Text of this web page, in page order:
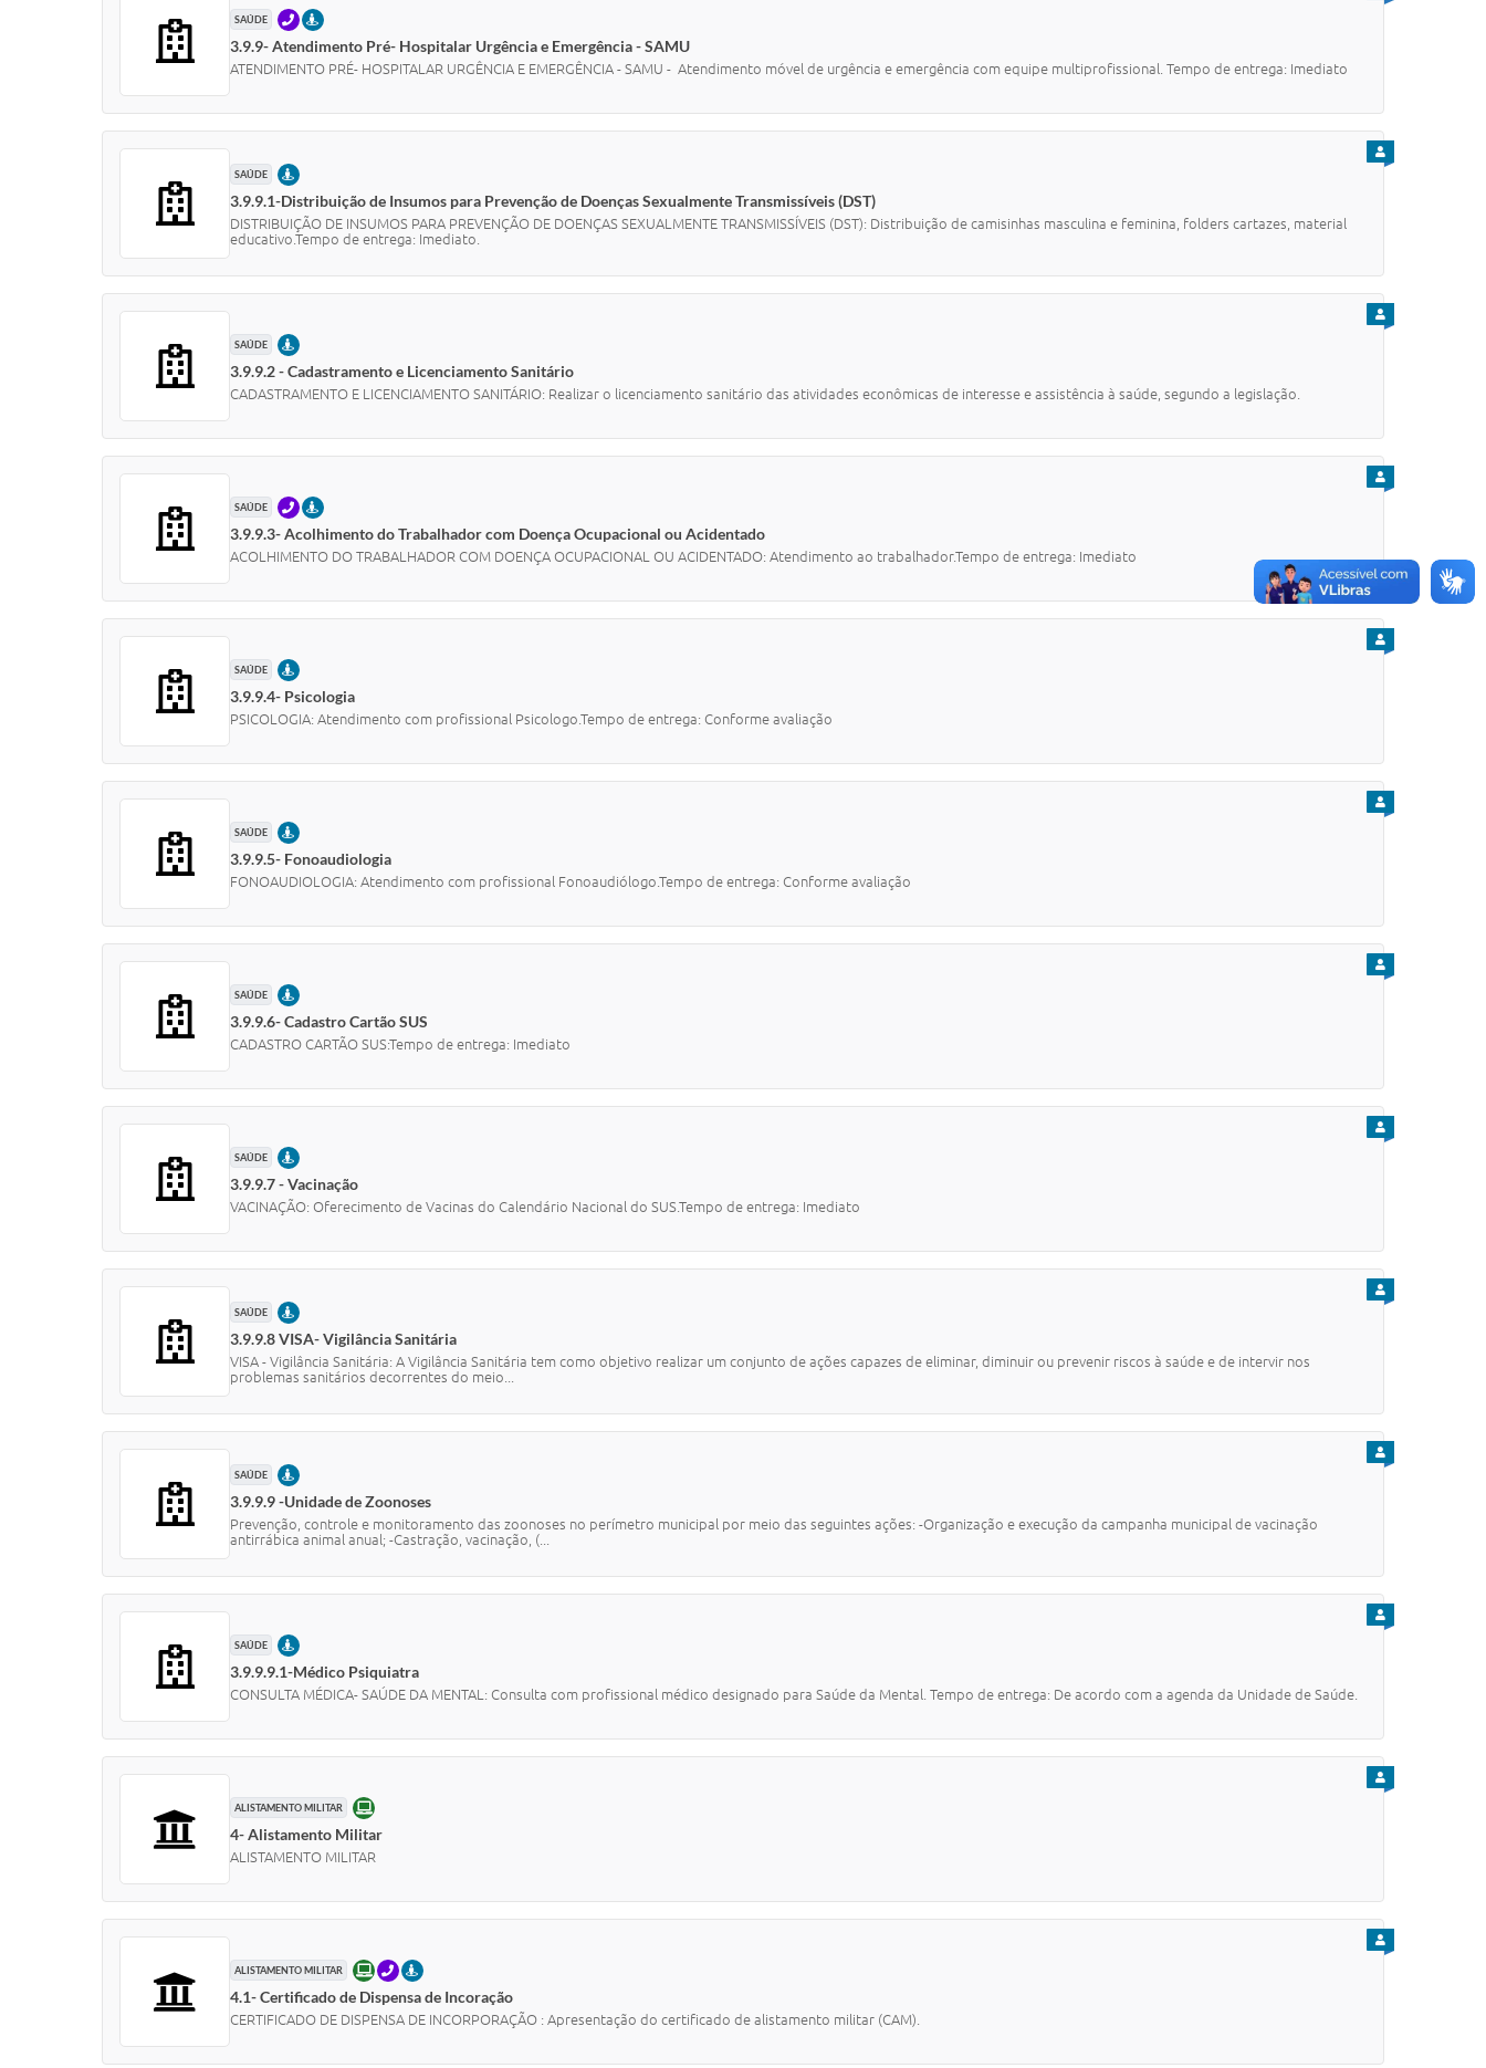
SAÚDE TELEFONEPRESENCIAL
3.9.9- Atendimento Pré- Hospitalar Urgência e Emergência - SAMU
ATENDIMENTO PRÉ- HOSPITALAR URGÊNCIA E EMERGÊNCIA - SAMU - Atendimento móvel de urgência e emergência com equipe multiprofissional. Tempo de entrega: Imediato
SAÚDE PRESENCIAL
3.9.9.1-Distribuição de Insumos para Prevenção de Doenças Sexualmente Transmissíveis (DST)
DISTRIBUIÇÃO DE INSUMOS PARA PREVENÇÃO DE DOENÇAS SEXUALMENTE TRANSMISSÍVEIS (DST): Distribuição de camisinhas masculina e feminina, folders cartazes, material
educativo.Tempo de entrega: Imediato.
PARA CIDADÃO
SAÚDE PRESENCIAL
3.9.9.2 - Cadastramento e Licenciamento Sanitário
CADASTRAMENTO E LICENCIAMENTO SANITÁRIO: Realizar o licenciamento sanitário das atividades econômicas de interesse e assistência à saúde, segundo a legislação.
PARA CIDADÃO
SAÚDE TELEFONEPRESENCIAL
3.9.9.3- Acolhimento do Trabalhador com Doença Ocupacional ou Acidentado
ACOLHIMENTO DO TRABALHADOR COM DOENÇA OCUPACIONAL OU ACIDENTADO: Atendimento ao trabalhador.Tempo de entrega: Imediato
PARA CIDADÃO
SAÚDE PRESENCIAL
3.9.9.4- Psicologia
PSICOLOGIA: Atendimento com profissional Psicologo.Tempo de entrega: Conforme avaliação
PARA CIDADÃO
SAÚDE PRESENCIAL
3.9.9.5- Fonoaudiologia
FONOAUDIOLOGIA: Atendimento com profissional Fonoaudiólogo.Tempo de entrega: Conforme avaliação
PARA CIDADÃO
SAÚDE PRESENCIAL
3.9.9.6- Cadastro Cartão SUS
CADASTRO CARTÃO SUS:Tempo de entrega: Imediato
PARA CIDADÃO
SAÚDE PRESENCIAL
3.9.9.7 - Vacinação
VACINAÇÃO: Oferecimento de Vacinas do Calendário Nacional do SUS.Tempo de entrega: Imediato
PARA CIDADÃO
SAÚDE PRESENCIAL
3.9.9.8 VISA- Vigilância Sanitária
VISA - Vigilância Sanitária: A Vigilância Sanitária tem como objetivo realizar um conjunto de ações capazes de eliminar, diminuir ou prevenir riscos à saúde e de intervir nos
problemas sanitários decorrentes do meio...
PARA CIDADÃO
SAÚDE PRESENCIAL
3.9.9.9 -Unidade de Zoonoses
Prevenção, controle e monitoramento das zoonoses no perímetro municipal por meio das seguintes ações: -Organização e execução da campanha municipal de vacinação
antirrábica animal anual; -Castração, vacinação, (...
PARA CIDADÃO
SAÚDE PRESENCIAL
3.9.9.9.1-Médico Psiquiatra
CONSULTA MÉDICA- SAÚDE DA MENTAL: Consulta com profissional médico designado para Saúde da Mental. Tempo de entrega: De acordo com a agenda da Unidade de Saúde.
PARA CIDADÃO
ALISTAMENTO MILITAR ONLINE
4- Alistamento Militar
ALISTAMENTO MILITAR
PARA CIDADÃO
ALISTAMENTO MILITAR ONLINETELEFONEPRESENCIAL
4.1- Certificado de Dispensa de Incoração
CERTIFICADO DE DISPENSA DE INCORPORAÇÃO : Apresentação do certificado de alistamento militar (CAM).
PARA CIDADÃO